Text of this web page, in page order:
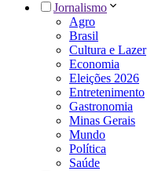
Jornalismo
Agro
Brasil
Cultura e Lazer
Economia
Eleições 2026
Entretenimento
Gastronomia
Minas Gerais
Mundo
Política
Saúde